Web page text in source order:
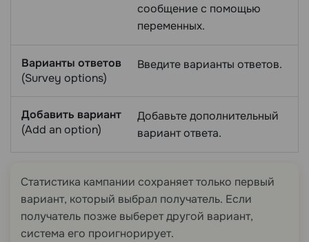
сообщение с помощью
переменных.
Варианты ответов
(Survey options)
Введите варианты ответов.
Добавить вариант
(Add an option)
Добавьте дополнительный
вариант ответа.
Статистика кампании сохраняет только первый
вариант, который выбрал получатель. Если
получатель позже выберет другой вариант,
система его проигнорирует.